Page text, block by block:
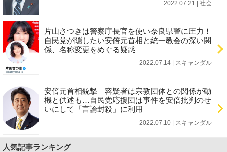
2022.07.21 | 社会
片山さつきは警察庁長官を使い奈良県警に圧力！
自民党が隠したい安倍元首相と統一教会の深い関
係、名称変更をめぐる疑惑
2022.07.14 | スキャンダル
安倍元首相銃撃 容疑者は宗教団体との関係が動
機と供述も…自民党応援団は事件を安倍批判のせ
いにして「言論封殺」に利用
2022.07.10 | スキャンダル
人気記事ランキング